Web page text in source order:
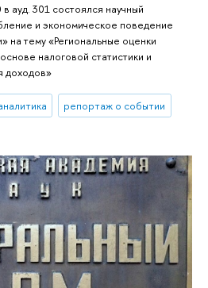
ауд. 301 состоялся научный
и экономическое поведение
на тему «Региональные оценки
налоговой статистики и
доходов»
репортаж о событии